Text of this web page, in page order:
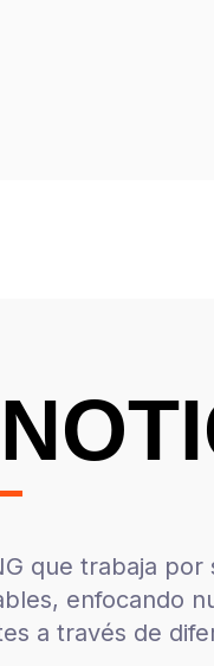
que trabaja por
enfocando
a través de